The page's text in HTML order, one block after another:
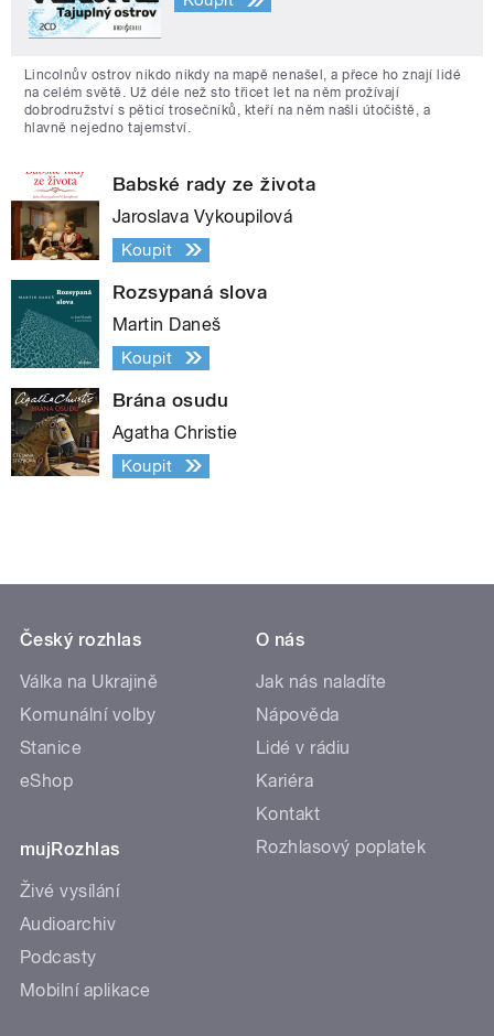
Lincolnův ostrov nikdo nikdy na mapě nenašel, a přece ho znají lidé
na celém světě. Už déle než sto třicet let na něm prožívají
dobrodružství s pěticí trosečníků, kteří na něm našli útočiště, a
hlavně nejedno tajemství.
Babské rady ze života
Jaroslava Vykoupilová
Koupit
Rozsypaná slova
Martin Daneš
Koupit
Brána osudu
Agatha Christie
Koupit
Český rozhlas
Válka na Ukrajině
Komunální volby
Stanice
eShop
mujRozhlas
Živé vysílání
Audioarchiv
Podcasty
Mobilní aplikace
O nás
Jak nás naladíte
Nápověda
Lidé v rádiu
Kariéra
Kontakt
Rozhlasový poplatek